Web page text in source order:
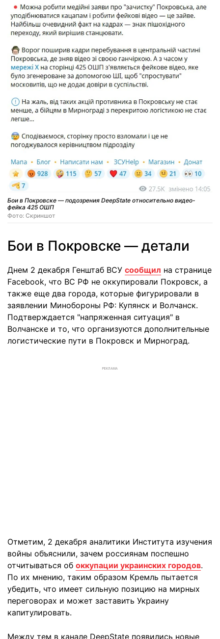
Бои в Покровске — подозрения DeepState относительно видео-
фейка 425 ОШП
Фото: Скриншот
Бои в Покровске — детали
Днем 2 декабря Генштаб ВСУ сообщил на странице
Facebook, что ВС РФ не оккупировали Покровск, а
также еще два города, которые фигурировали в
заявлении Минобороны РФ: Купянск и Волчанск.
Подтверждается "напряженная ситуация" в
Волчанске и то, что организуются дополнительные
логистические пути в Покровск и Мирноград.
РЕКЛАМА
Отметим, 2 декабря аналитики Института изучения
войны объяснили, зачем россиянам поспешно
отчитываться об оккупации украинских городов.
По их мнению, таким образом Кремль пытается
убедить, что имеет сильную позицию на мирных
переговорах и может заставить Украину
капитулировать.
Между тем в канале DeepState появились новые